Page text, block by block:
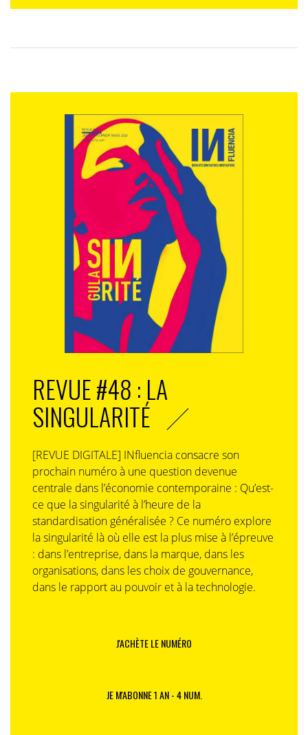
REVUE #48 : LA
SINGULARITÉ
[REVUE DIGITALE] INfluencia consacre son
prochain numéro à une question devenue
centrale dans l’économie contemporaine : Qu’est-
ce que la singularité à l’heure de la
standardisation généralisée ? Ce numéro explore
la singularité là où elle est la plus mise à l’épreuve
: dans l’entreprise, dans la marque, dans les
organisations, dans les choix de gouvernance,
dans le rapport au pouvoir et à la technologie.
J'ACHÈTE LE NUMÉRO
JE M'ABONNE 1 AN - 4 NUM.